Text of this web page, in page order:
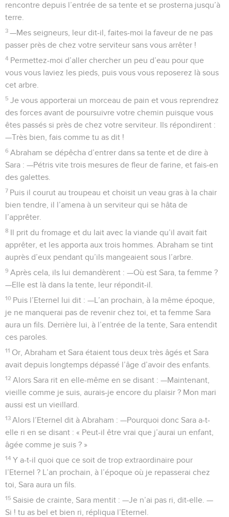
rencontre depuis l’entrée de sa tente et se prosterna jusqu’à
terre.
3 —Mes seigneurs, leur dit-il, faites-moi la faveur de ne pas
passer près de chez votre serviteur sans vous arrêter !
4 Permettez-moi d’aller chercher un peu d’eau pour que
vous vous laviez les pieds, puis vous vous reposerez là sous
cet arbre.
5 Je vous apporterai un morceau de pain et vous reprendrez
des forces avant de poursuivre votre chemin puisque vous
êtes passés si près de chez votre serviteur. Ils répondirent :
—Très bien, fais comme tu as dit !
6 Abraham se dépêcha d’entrer dans sa tente et de dire à
Sara : —Pétris vite trois mesures de fleur de farine, et fais-en
des galettes.
7 Puis il courut au troupeau et choisit un veau gras à la chair
bien tendre, il l’amena à un serviteur qui se hâta de
l’apprêter.
8 Il prit du fromage et du lait avec la viande qu’il avait fait
apprêter, et les apporta aux trois hommes. Abraham se tint
auprès d’eux pendant qu’ils mangeaient sous l’arbre.
9 Après cela, ils lui demandèrent : —Où est Sara, ta femme ?
—Elle est là dans la tente, leur répondit-il.
10 Puis l’Eternel lui dit : —L’an prochain, à la même époque,
je ne manquerai pas de revenir chez toi, et ta femme Sara
aura un fils. Derrière lui, à l’entrée de la tente, Sara entendit
ces paroles.
11 Or, Abraham et Sara étaient tous deux très âgés et Sara
avait depuis longtemps dépassé l’âge d’avoir des enfants.
12 Alors Sara rit en elle-même en se disant : —Maintenant,
vieille comme je suis, aurais-je encore du plaisir ? Mon mari
aussi est un vieillard.
13 Alors l’Eternel dit à Abraham : —Pourquoi donc Sara a-t-
elle ri en se disant : « Peut-il être vrai que j’aurai un enfant,
âgée comme je suis ? »
14 Y a-t-il quoi que ce soit de trop extraordinaire pour
l’Eternel ? L’an prochain, à l’époque où je repasserai chez
toi, Sara aura un fils.
15 Saisie de crainte, Sara mentit : —Je n’ai pas ri, dit-elle. —
Si ! tu as bel et bien ri, répliqua l’Eternel.